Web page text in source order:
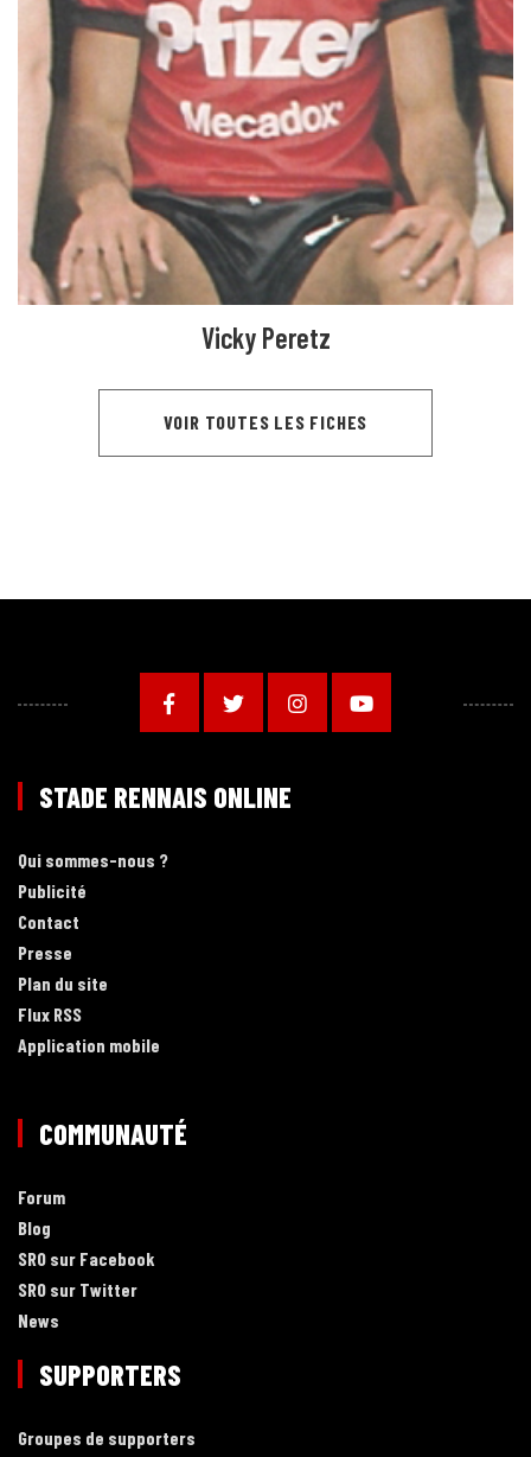
Vicky Peretz
VOIR TOUTES LES FICHES
STADE RENNAIS ONLINE
Qui sommes-nous ?
Publicité
Contact
Presse
Plan du site
Flux RSS
Application mobile
COMMUNAUTÉ
Forum
Blog
SRO sur Facebook
SRO sur Twitter
News
SUPPORTERS
Groupes de supporters